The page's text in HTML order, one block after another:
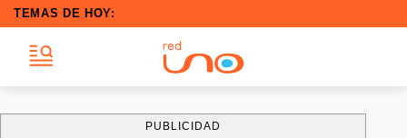
TEMAS DE HOY:
PUBLICIDAD